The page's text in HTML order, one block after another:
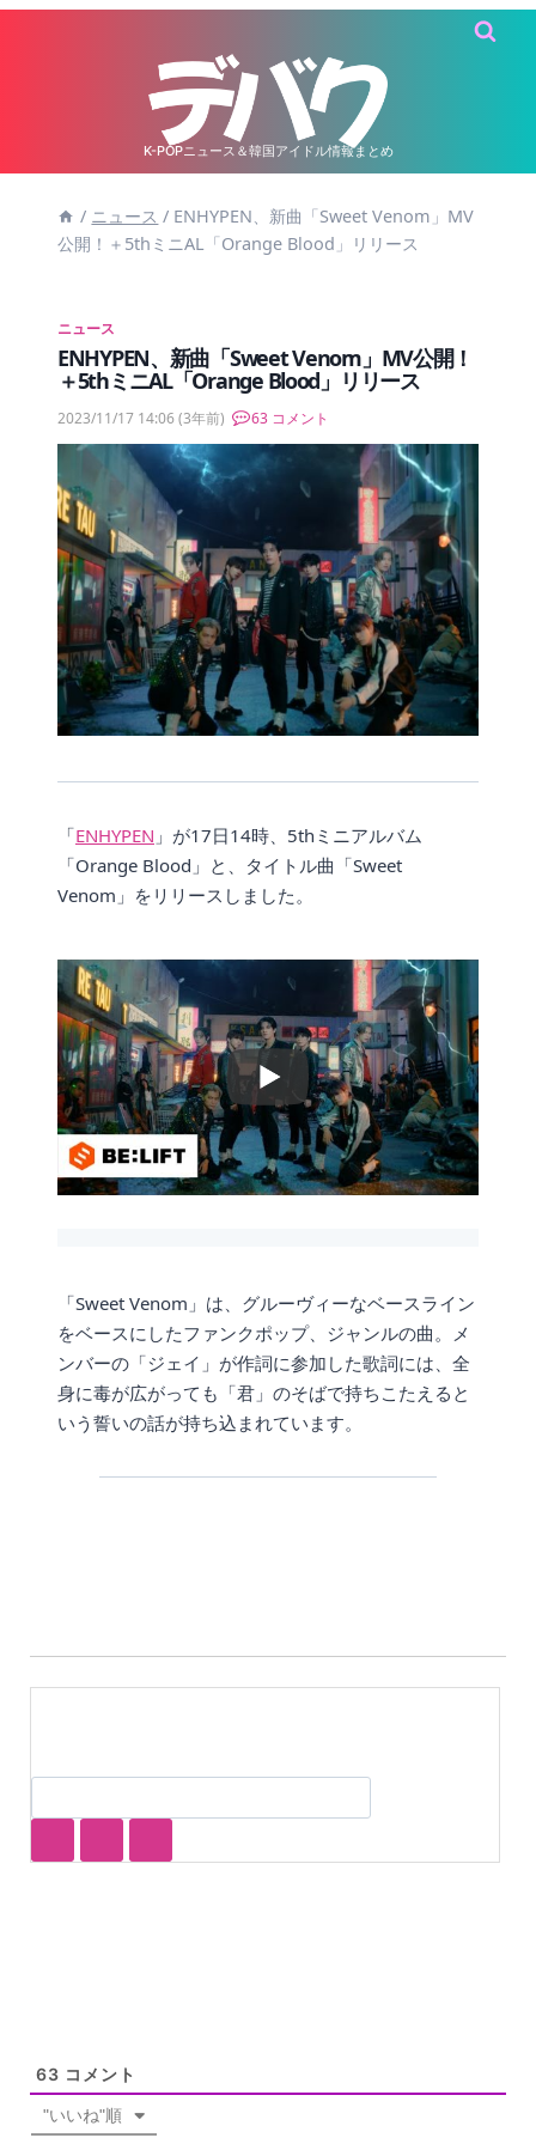
K-POPニュース＆韓国アイドル情報まとめ
/ ニュース / ENHYPEN、新曲「Sweet Venom」MV
公開！＋5thミニAL「Orange Blood」リリース
ニュース
ENHYPEN、新曲「Sweet Venom」MV公開！
＋5thミニAL「Orange Blood」リリース
2023/11/17 14:06(3年前) 63 コメント
「ENHYPEN 」が17日14時、5thミニアルバム
「Orange Blood」と、タイトル曲「Sweet
Venom」をリリースしました。
「Sweet Venom」は、グルーヴィーなベースライン
をベースにしたファンクポップ、ジャンルの曲。メ
ンバーの「ジェイ」が作詞に参加した歌詞には、全
身に毒が広がっても「君」のそばで持ちこたえると
いう誓いの話が持ち込まれています。
63 コメント
"いいね"順